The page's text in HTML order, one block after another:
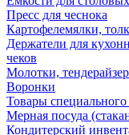
Пресс для чеснока
Картофелемялки,
Держатели для
чеков
Молотки,
Воронки
Товары специального
Мерная посуда
Кондитерский